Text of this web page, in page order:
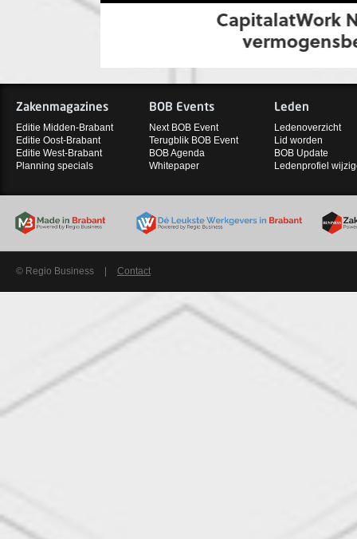
Zakenmagazines
Editie Midden-Brabant
Editie Oost-Brabant
Editie West-Brabant
Planning specials
BOB Events
Next BOB Event
Terugblik BOB Event
BOB Agenda
Whitepaper
Leden
Ledenoverzicht
Lid worden
BOB Update
Ledenprofiel
© Regio Business Contact